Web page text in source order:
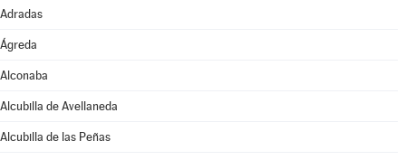
Adradas
Ágreda
Alconaba
Alcubilla de Avellaneda
Alcubilla de las Peñas